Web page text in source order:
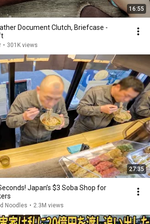
16:55
Document Clutch, Briefcase -
• 301K views
27:35
Japan’s $3 Soba Shop for
Noodles • 2.3M views